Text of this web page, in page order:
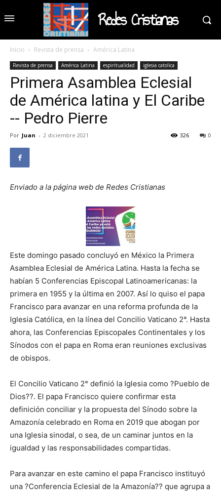
Redes Cristianas
Inicio Revista de prensa América Latina
Revista de prensa América Latina espiritualidad iglesia catolica
Primera Asamblea Eclesial
de América latina y El Caribe
-- Pedro Pierre
Por Juan - 2 diciembre 2021 0
326
Enviado a la página web de Redes Cristianas
Este domingo pasado concluyó en México la Primera
Asamblea Eclesial de América Latina. Hasta la fecha se
habían 5 Conferencias Episcopal Latinoamericanas: la
primera en 1955 y la última en 2007. Así lo quiso el papa
Francisco para avanzar en una reforma profunda de la
Iglesia Católica, en la línea del Concilio Vaticano 2°. Hasta
ahora, las Conferencias Episcopales Continentales y los
Sínodos con el papa en Roma eran reuniones exclusivas
de obispos.
El Concilio Vaticano 2° definió la Iglesia como ?Pueblo de
Dios??. El papa Francisco quiere confirmar esta
definición conciliar y la propuesta del Sínodo sobre la
Amazonía celebrado en Roma en 2019 que abogan por
una Iglesia sinodal, o sea, de un caminar juntos en la
igualdad y las responsabilidades compartidas.
Para avanzar en este camino el papa Francisco instituyó
una ?Conferencia Eclesial de la Amazonía?? que agrupa a